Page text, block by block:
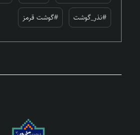
#نذر_گوشت #گوشت قرمز